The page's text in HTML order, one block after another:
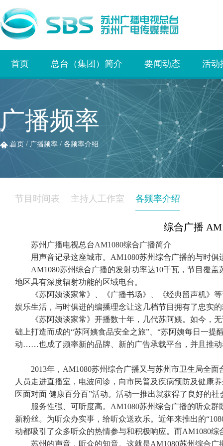
首页 总台（集团）简介 要闻动态 活动
广播频率
首页 / 广播频率 / 各频率介绍
节目时间表 主持人工作室 各频率介绍
综合广播
苏州广播电视总台AM1080综合广播简介
用声音记录这座城市。AM1080苏州综合广播的与时
AM1080苏州综合广播的发射功率达10千瓦，节目覆
地区具有深度辐射功能的区域电台。
《苏阿姨谈家常》、《广播书场》、《经典留声机》
娱乐生活，与时俱进的编播理念让这几档节目拥有了忠实
《苏阿姨谈家常》开播数十年，几代苏阿姨。如今，
础上打造而成的“苏阿姨食品安全之旅”、“苏阿姨每日一提
动……也成了频率新的品牌、新的广告承载平台，并且推
2013年，AM1080苏州综合广播又与苏州市卫生局全
人员走进直播室，电波问诊，向市民普及疾病预防及健康
医面对面 健康百分百”活动。活动一推出就获得了良好的
服务性强、可听度高。AM1080苏州综合广播的听众
新粉丝。为听众办实事，给听众送欢乐。近年来推出的
动都吸引了众多听众的热情参与和积极响应。而AM1080
苏州的声音，听众的知音。这就是AM1080苏州综合广